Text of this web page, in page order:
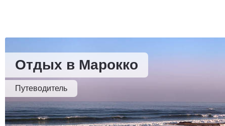
Отдых в Марокко
Путеводитель